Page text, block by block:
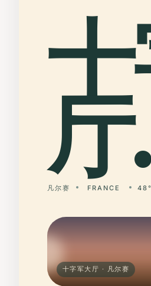
厅.
凡尔赛 FRANCE
十字军大厅 · 凡尔赛